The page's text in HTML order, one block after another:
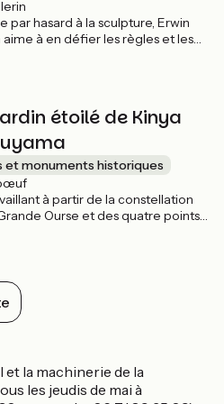
d'escales qui rythment les
cyclables entre Nantes et Saint-
par hasard à la sculpture, Erwin
aime à en défier les règles et les
sont soumis aux forces de la
Ce voilier et se penche et se plie,
irrésistiblement attiré par le
Les objets ont ils une âme ? Erwin
"oui" avec un point
!
étoilé de Kinya
et monuments historiques
à partir de la constellation
Ourse et des quatre points
à vivre : on s'y promène, on y
se pose, on respire, on
et la machinerie de la
les jeudis de mai à